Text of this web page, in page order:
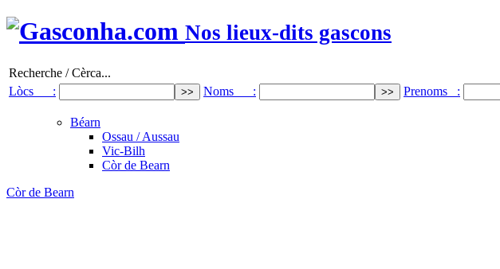
Nos lieux-dits gascons
Recherche / Cèrca...
Lòcs :
Noms : Prenoms :
Béarn
Ossau / Aussau
Vic-Bilh
Còr de Bearn
Còr de Bearn